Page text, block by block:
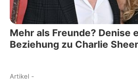
Mehr als Freunde? Denise
Beziehung zu Charlie
Artikel -